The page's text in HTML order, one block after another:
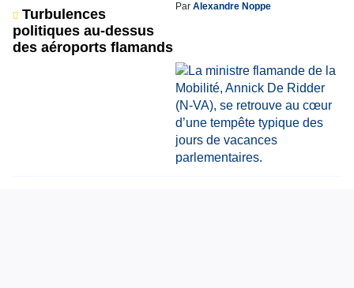
Turbulences
politiques au-dessus
des aéroports flamands
Par Alexandre Noppe